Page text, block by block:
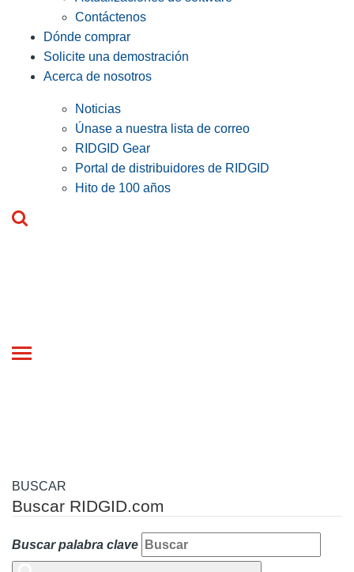
Contáctenos
Dónde comprar
Solicite una demostración
Acerca de nosotros
Noticias
Únase a nuestra lista de correo
RIDGID Gear
Portal de distribuidores de RIDGID
Hito de 100 años
Toggle
BUSCAR
Buscar RIDGID.com
Buscar palabra clave